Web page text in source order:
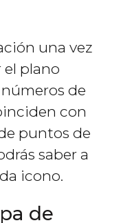
una vez
plano
de
con
puntos de
saber a
icono.
de